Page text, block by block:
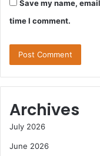
Save my name,
time I comment.
Archives
July 2026
June 2026